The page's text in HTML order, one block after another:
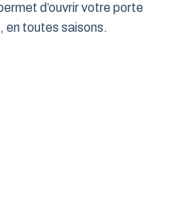
d’ouvrir votre porte
en toutes saisons.